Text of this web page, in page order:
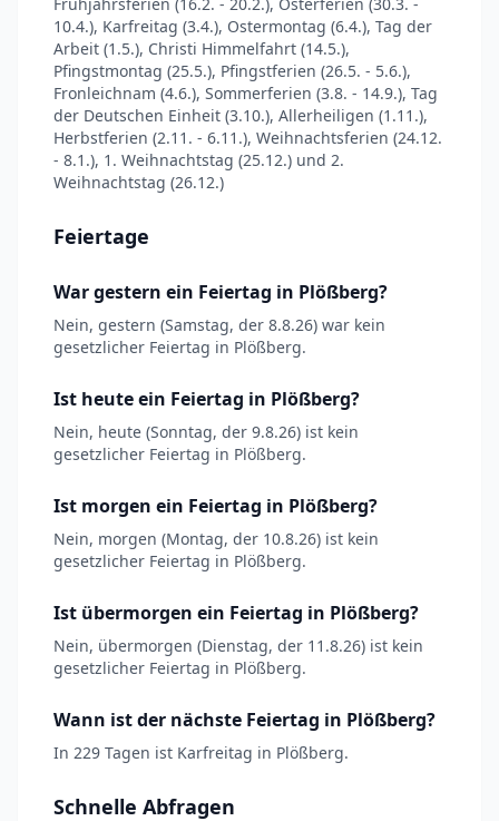
10.4.), Karfreitag (3.4.), Ostermontag (6.4.), Tag der
Arbeit (1.5.), Christi Himmelfahrt (14.5.),
Pfingstmontag (25.5.), Pfingstferien (26.5. - 5.6.),
Fronleichnam (4.6.), Sommerferien (3.8. - 14.9.), Tag
der Deutschen Einheit (3.10.), Allerheiligen (1.11.),
Herbstferien (2.11. - 6.11.), Weihnachtsferien (24.12.
- 8.1.), 1. Weihnachtstag (25.12.) und 2.
Weihnachtstag (26.12.)
Feiertage
War gestern ein Feiertag in Plößberg?
Nein, gestern (Samstag, der 8.8.26) war kein
gesetzlicher Feiertag in Plößberg.
Ist heute ein Feiertag in Plößberg?
Nein, heute (Sonntag, der 9.8.26) ist kein
gesetzlicher Feiertag in Plößberg.
Ist morgen ein Feiertag in Plößberg?
Nein, morgen (Montag, der 10.8.26) ist kein
gesetzlicher Feiertag in Plößberg.
Ist übermorgen ein Feiertag in Plößberg?
Nein, übermorgen (Dienstag, der 11.8.26) ist kein
gesetzlicher Feiertag in Plößberg.
Wann ist der nächste Feiertag in Plößberg?
In 229 Tagen ist Karfreitag in Plößberg.
Schnelle Abfragen